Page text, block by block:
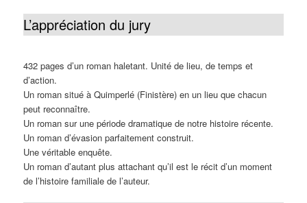
L’appréciation du jury
432 pages d’un roman haletant. Unité de lieu, de temps et
d’action.
Un roman situé à Quimperlé (Finistère) en un lieu que chacun
peut reconnaître.
Un roman sur une période dramatique de notre histoire récente.
Un roman d’évasion parfaitement construit.
Une véritable enquête.
Un roman d’autant plus attachant qu’il est le récit d’un moment
de l’histoire familiale de l’auteur.